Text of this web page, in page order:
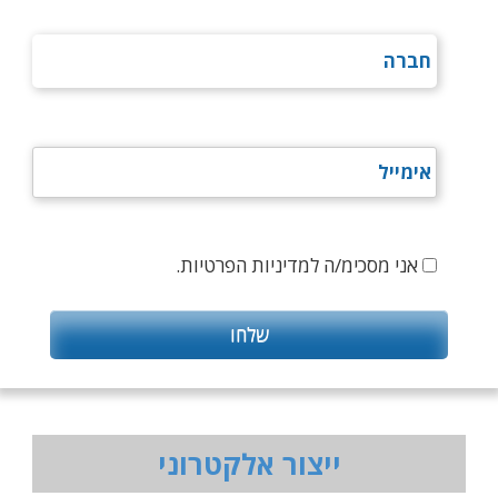
אני מסכימ/ה למדיניות הפרטיות.
ייצור אלקטרוני